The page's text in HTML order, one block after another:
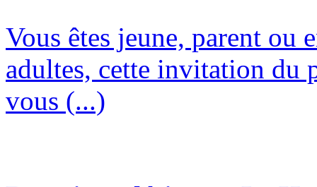
Vous êtes jeune, parent ou
adultes, cette invitation du
vous (...)